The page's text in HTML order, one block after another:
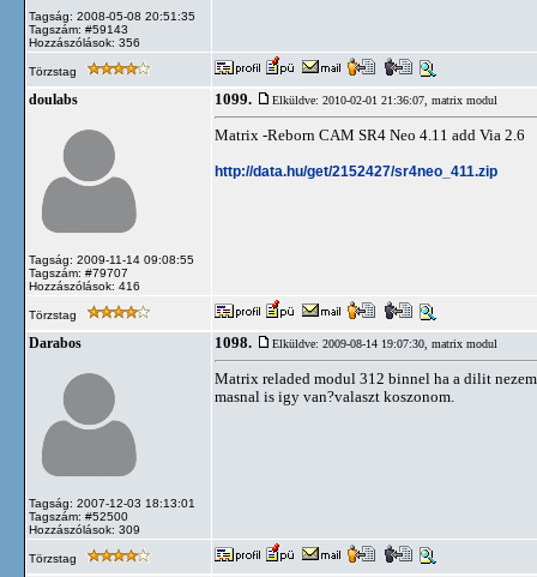
Tagság: 2008-05-08 20:51:35
Tagszám: #59143
Hozzászólások: 356
Törzstag
doulabs
Tagság: 2009-11-14 09:08:55
Tagszám: #79707
Hozzászólások: 416
1099. Elküldve: 2010-02-01 21:36:07, matrix modul
Matrix -Reborn CAM SR4 Neo 4.11 add Via 2.6
http://data.hu/get/2152427/sr4neo_411.zip
Törzstag
Darabos
Tagság: 2007-12-03 18:13:01
Tagszám: #52500
Hozzászólások: 309
1098. Elküldve: 2009-08-14 19:07:30, matrix modul
Matrix reladed modul 312 binnel ha a dilit
masnal is igy van?valaszt koszonom.
Törzstag